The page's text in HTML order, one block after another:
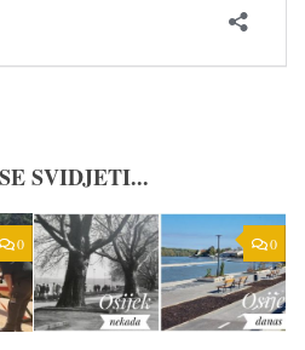
SVIDJETI...
0 0